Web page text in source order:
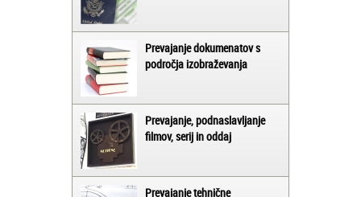
Prevajanje dokumenatov s
področja izobraževanja
Prevajanje, podnaslavljanje
filmov, serij in oddaj
Prevajanje tehnične